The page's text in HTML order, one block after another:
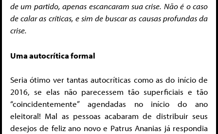
de um partido, apenas escancaram sua crise. Não é o caso
de calar as críticas, e sim de buscar as causas profundas da
crise.
Uma autocrítica formal
Seria ótimo ver tantas autocríticas como as do início de
2016, se elas não parecessem tão superficiais e tão
“coincidentemente” agendadas no início do ano
eleitoral! Mal as pessoas acabaram de distribuir seus
desejos de feliz ano novo e Patrus Ananias já respondia